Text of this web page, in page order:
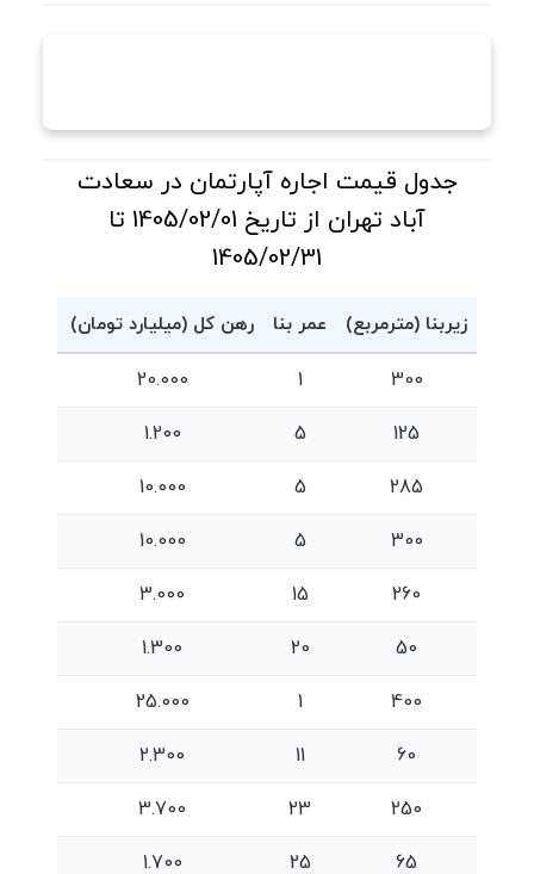
جدول قیمت اجاره آپارتمان در سعادت
آباد تهران از تاریخ 1405/02/01 تا
1405/02/31
زیربنا (مترمربع) عمر بنا رهن کل (میلیارد تومان)
300
1
20.000
125
5
1.200
285
5
10.000
300
5
10.000
260
15
3.000
50
20
1.300
400
1
25.000
60
11
2.300
250
23
3.700
65
25
1.700